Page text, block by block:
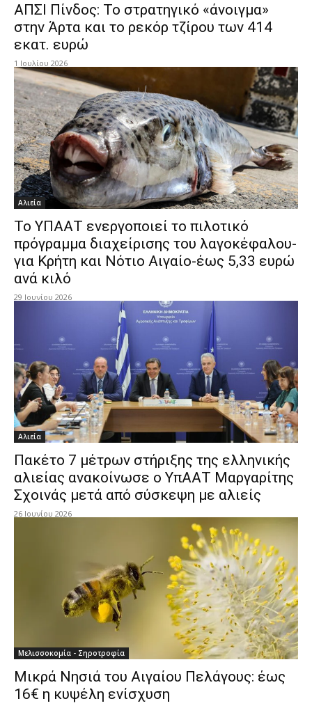
ΑΠΣΙ Πίνδος: Το στρατηγικό «άνοιγμα»
στην Άρτα και το ρεκόρ τζίρου των 414
εκατ. ευρώ
1 Ιουλίου 2026
Αλιεία
Το ΥΠΑΑΤ ενεργοποιεί το πιλοτικό
πρόγραμμα διαχείρισης του λαγοκέφαλου-
για Κρήτη και Νότιο Αιγαίο-έως 5,33 ευρώ
ανά κιλό
29 Ιουνίου 2026
Αλιεία
Πακέτο 7 μέτρων στήριξης της ελληνικής
αλιείας ανακοίνωσε ο ΥπΑΑΤ Μαργαρίτης
Σχοινάς μετά από σύσκεψη με αλιείς
26 Ιουνίου 2026
Μελισσοκομία - Σηροτροφία
Μικρά Νησιά του Αιγαίου Πελάγους: έως
16€ η κυψέλη ενίσχυση